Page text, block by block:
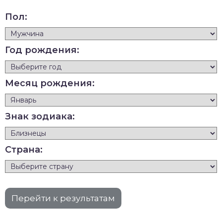
Пол:
Год рождения:
Месяц рождения:
Знак зодиака:
Страна: